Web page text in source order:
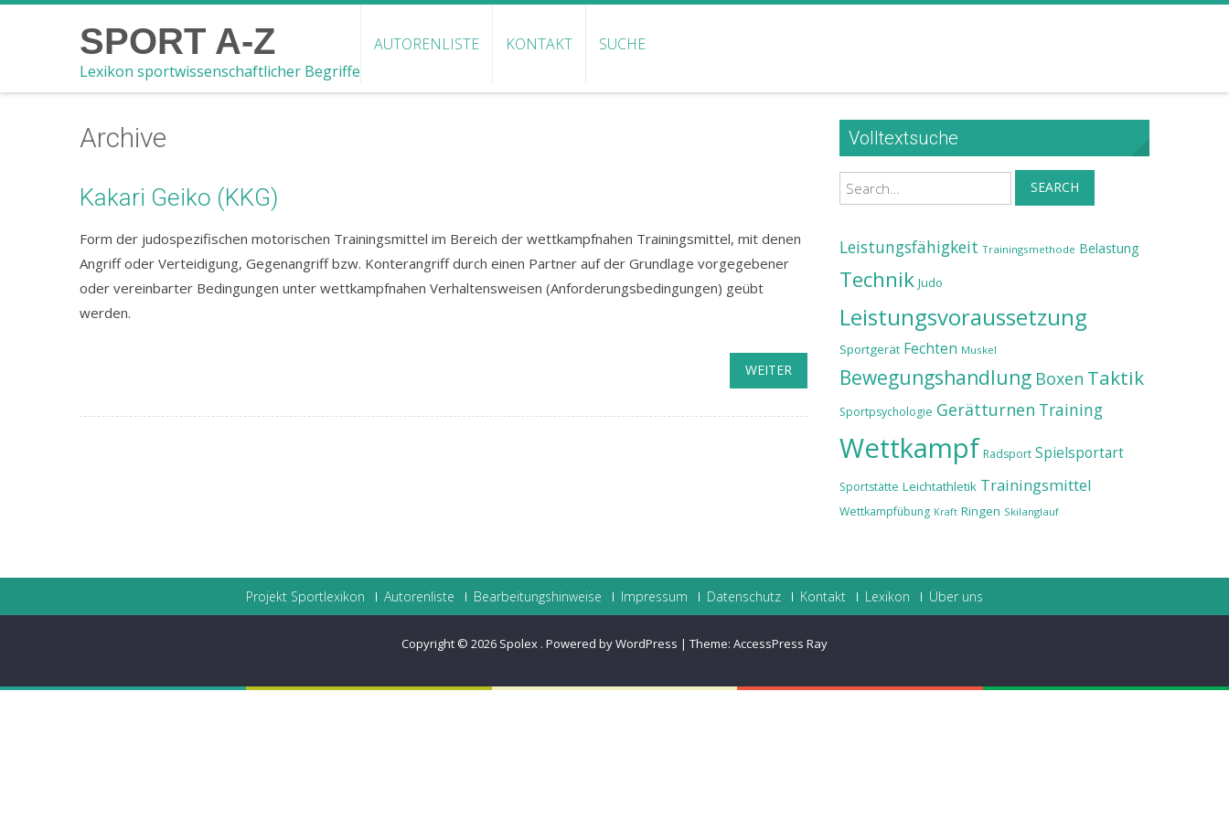
SPORT A-Z
Lexikon sportwissenschaftlicher Begriffe
AUTORENLISTE KONTAKT SUCHE
Archive
Kakari Geiko (KKG)
Form der judospezifischen motorischen Trainingsmittel im Bereich der wettkampfnahen Trainingsmittel, mit denen
Angriff oder Verteidigung, Gegenangriff bzw. Konterangriff durch einen Partner auf der Grundlage vorgegebener
oder vereinbarter Bedingungen unter wettkampfnahen Verhaltensweisen (Anforderungsbedingungen) geübt
werden.
WEITER
Volltextsuche
Search SEARCH
Leistungsfähigkeit Trainingsmethode Belastung
Technik Judo
Leistungsvoraussetzung
Sportgerät Fechten Muskel
Bewegungshandlung Boxen Taktik
Sportpsychologie Gerätturnen Training
Wettkampf Radsport Spielsportart
Sportstätte Leichtathletik Trainingsmittel
Wettkampfübung Kraft Ringen Skilanglauf
Projekt Sportlexikon Autorenliste Bearbeitungshinweise Impressum Datenschutz Kontakt Lexikon Über uns
Copyright © 2026 Spolex . Powered by WordPress | Theme: AccessPress Ray